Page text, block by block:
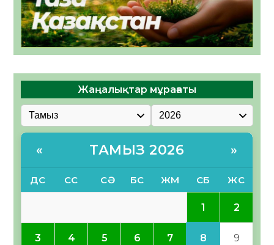
Жаңалықтар мұрағаты
« ТАМЫЗ 2026 »
ДС СС СӘ БС ЖМ СБ ЖС
1 2
3 4 5 6 7 8 9